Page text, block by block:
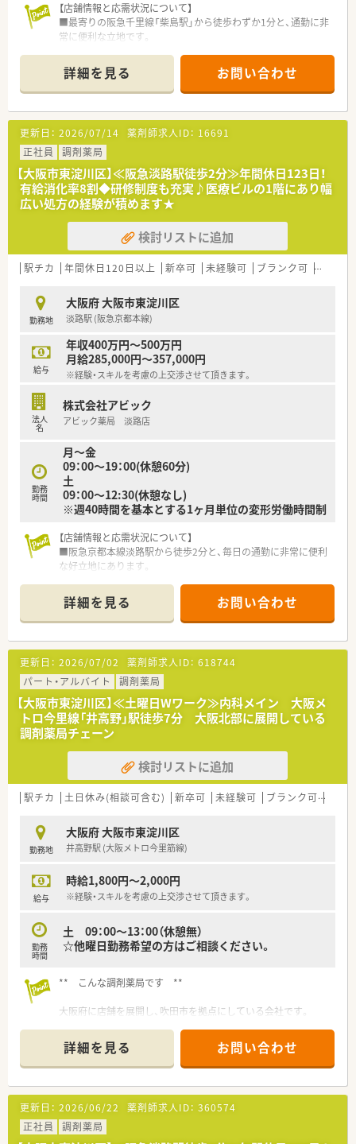
ーが20名以上在籍しており、急なお休みの際にも安心の体制で
す。
■経験豊富なベテラン社員が在籍しているため、日常の業務を通
じてお互いに切磋琢磨し合える非常に素晴らしい職場環境で
す。
【店舗情報と応需状況について】
■最寄りの阪急千里線「柴島駅」から徒歩わずか1分と、通勤に非
常に便利な立地です。
務が可能です。
■医薬品の採用品目数は1,200品目と多く、幅広い処方箋に対応
するスキルが身につきます。
≪こんな会社です≫
■大阪市内・兵庫県に11店舗展開する調剤薬局です。
【法人特徴について】
■大阪府に本社を置くドラッグストアで、調剤併設店と調剤専門
店を積極的に展開しています。
■調剤部門の売上比率を高める方針があり、調剤専門薬局も40
店舗以上運営しています。
■カウンセリングを重視しており、お客様や患者様とのコミュニ
ケーションを大切にする企業風土です。
【勤務実態について】
暇が付与されます。
■月間の勤務時間は出勤日数×8時間で計算され、法定労働時間
よりも短く設定されています。
■残業代は1分単位で支給され、サービス残業が発生しないよう
徹底管理されています。
■2ヶ月に1度、新大阪本社で疾患別の勉強会を任意参加で開催
しています（交通費支給）。
やサービスを優待価格で利用できます。
■社員買い物割引制度があり、日用品や医薬品をお得に購入でき
詳細を見る お問い合わせ
更新日： 2026/07/14 薬剤師求人ID： 16691
正社員
調剤薬局
【大阪市東淀川区】≪阪急淡路駅徒歩2分≫年間休日123日！
有給消化率8割◆研修制度も充実♪医療ビルの1階にあり幅
広い処方の経験が積めます★
検討リストに追加
駅チカ 年間休日120日以上 新卒可 未経験可 ブランク可 教育制
勤務地
大阪府 大阪市東淀川区
淡路駅 (阪急京都本線)
給与
年収400万円～500万円
月給285,000円～357,000円
※経験・スキルを考慮の上交渉させて頂きます。
法人
名
株式会社アビック
アビック薬局 淡路店
勤務
時間
月～金
09：00～19：00(休憩60分)
土
09：00～12:30(休憩なし)
※週40時間を基本とする1ヶ月単位の変形労働時間制
【店舗情報と応需状況について】
■阪急京都本線淡路駅から徒歩2分と、毎日の通勤に非常に便利
な好立地にあります。
～100枚の処方箋を応需しています。
■薬剤師は常勤3名、非常勤2名の体制で、チームワークを大切に
しながら業務を行っています。
【法人特徴について】
■多摩エリアを中心に地域密着型の調剤薬局を14店舗展開して
おり、安定した経営基盤を持っています。
■創業以来無借金経営を続けており、安心して長く働ける環境が
整っている企業です。
■無理な店舗展開はせず、信頼できるドクターと地域のご縁を大
切にする経営方針です。
【求人情報について】
■年収はご経験やスキルを考慮し、400万円から500万円の範囲
で決定させていただきます。
得ながら働くことができます。
■薬剤師手当や管理職手当など各種手当も充実しており、モチベ
ーション高く働ける環境です。
詳細を見る お問い合わせ
更新日： 2026/07/02 薬剤師求人ID： 618744
パート・アルバイト
調剤薬局
【大阪市東淀川区】≪土曜日Wワーク≫内科メイン 大阪メ
トロ今里線「井高野」駅徒歩7分 大阪北部に展開している
調剤薬局チェーン
検討リストに追加
駅チカ 土日休み(相談可含む) 新卒可 未経験可 ブランク可
勤務地
大阪府 大阪市東淀川区
井高野駅 (大阪メトロ今里筋線)
給与
時給1,800円～2,000円
※経験・スキルを考慮の上交渉させて頂きます。
勤務
時間
土 09：00～13：00（休憩無）
☆他曜日勤務希望の方はご相談ください。
** こんな調剤薬局です **
大阪府に店舗を展開し、吹田市を拠点にしている会社です。
北摂でのご就職を希望している方、
店舗数が多い分、広いネットワーク網とノウハウが強みです！
社内勉強会など、未経験でもしっかり学べる研修制度が充実して
います！
詳細を見る お問い合わせ
更新日： 2026/06/22 薬剤師求人ID： 360574
正社員
調剤薬局